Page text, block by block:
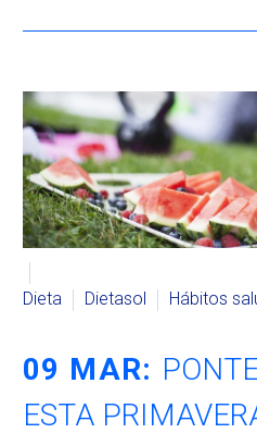
Dieta
Dietasol Hábitos
09 MAR:
ESTA